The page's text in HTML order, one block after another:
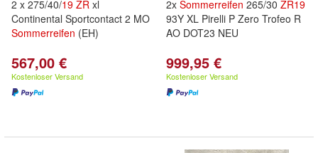
2 x 275/40/19 ZR xl
Continental Sportcontact 2 MO
Sommerreifen (EH)
567,00 €
Kostenloser Versand
2x Sommerreifen 265/30 ZR19
93Y XL Pirelli P Zero Trofeo R
AO DOT23 NEU
999,95 €
Kostenloser Versand